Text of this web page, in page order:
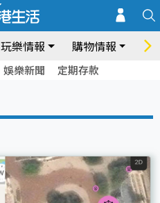
玩樂情報 購物情報 飲
娛樂新聞 定期存款